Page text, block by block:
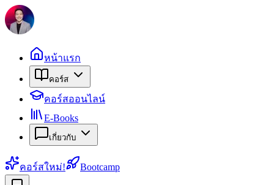
หน้าแรก
คอร์ส
คอร์สออนไลน์
E-Books
เกี่ยวกับ
คอร์สใหม่! Bootcamp